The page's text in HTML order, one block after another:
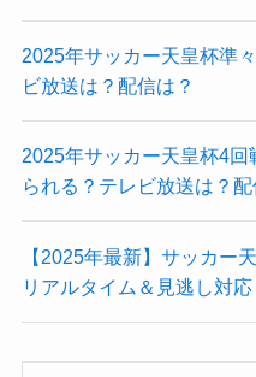
2025年サッカー天皇杯準
ビ放送は？配信は？
2025年サッカー天皇杯4
られる？テレビ放送は？配
【2025年最新】サッカー
リアルタイム＆見逃し対応